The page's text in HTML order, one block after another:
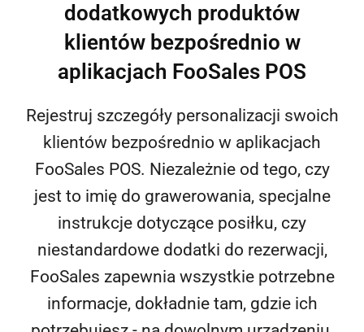
dodatkowych produktów
klientów bezpośrednio w
aplikacjach FooSales POS
Rejestruj szczegóły personalizacji swoich
klientów bezpośrednio w aplikacjach
FooSales POS. Niezależnie od tego, czy
jest to imię do grawerowania, specjalne
instrukcje dotyczące posiłku, czy
niestandardowe dodatki do rezerwacji,
FooSales zapewnia wszystkie potrzebne
informacje, dokładnie tam, gdzie ich